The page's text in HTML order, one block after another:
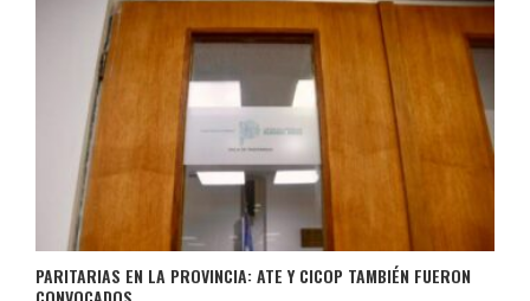
PARITARIAS EN LA PROVINCIA: ATE Y CICOP TAMBIÉN FUERON